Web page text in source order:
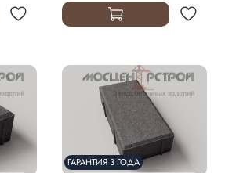
ГАРАНТИЯ 3 ГОДА